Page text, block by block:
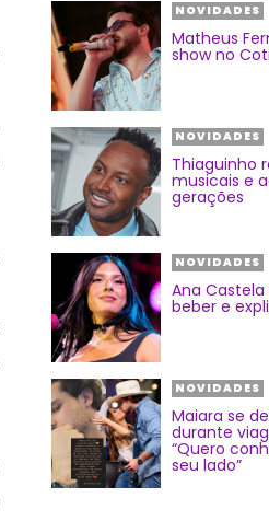
NOVIDADES
Matheus
show no
NOVIDADES
Thiaguinho
musicais e
gerações
NOVIDADES
Ana
beber e
NOVIDADES
Maiara se
durante
“Quero
seu lado”